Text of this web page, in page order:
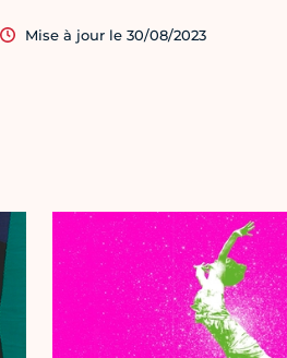
Mise à jour le 30/08/2023